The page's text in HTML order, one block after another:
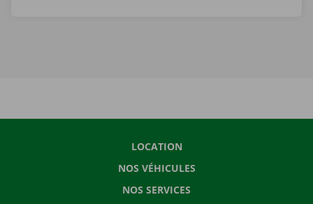
LOCATION
NOS VÉHICULES
NOS SERVICES